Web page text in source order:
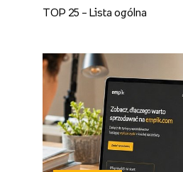
TOP 25 – Lista ogólna